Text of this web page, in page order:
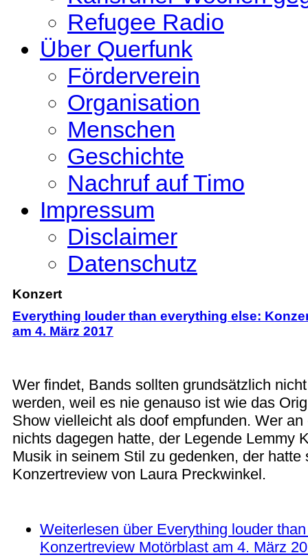
Refugee Radio
Über Querfunk
Förderverein
Organisation
Menschen
Geschichte
Nachruf auf Timo
Impressum
Disclaimer
Datenschutz
Konzert
Everything louder than everything else:
am 4. März 2017
Wer findet, Bands sollten grundsätzlich
werden, weil es nie genauso ist wie das
Show vielleicht als doof empfunden. Wer
nichts dagegen hatte, der Legende Lemmy
Musik in seinem Stil zu gedenken, der hatte
Konzertreview von Laura Preckwinkel.
Weiterlesen über Everything louder
Konzertreview Motörblast am 4. März